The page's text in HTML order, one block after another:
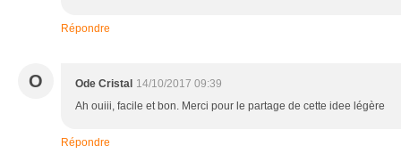
Répondre
O Ode Cristal 14/10/2017 09:39
Ah ouiii, facile et bon. Merci pour le partage de cette idee légère
Répondre